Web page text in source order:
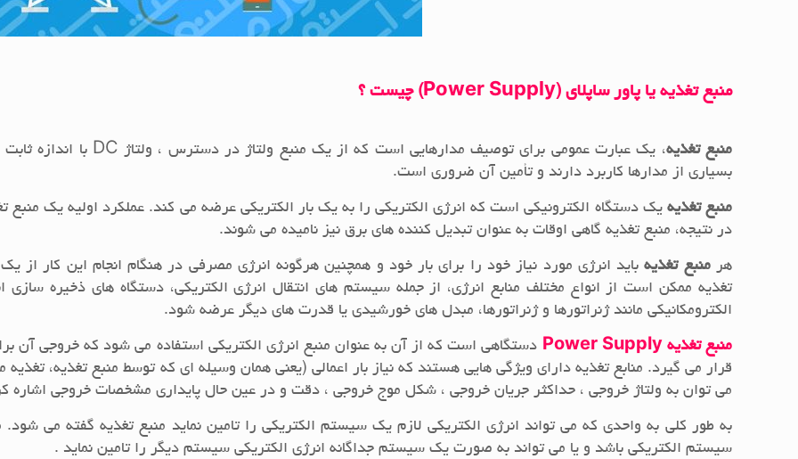
منبع تغذیه یا پاور ساپلای(Power Supply) چیست ؟
منبع تغذیه
بسیاری از مدارها کاربرد دارند و تأمین آن ضروری است.
منبع تغذیه یک دستگاه الکترونیکی است که انرژی الکتریکی را به یک بار الکتریکی عرضه می کند. عملکرد اولیه یک
در نتیجه، منبع تغذیه گاهی اوقات به عنوان تبدیل کننده های برق نیز نامیده می شوند.
هرمنبع تغذیهباید انرژی مورد نیاز خود را برای بار خود و همچنین هرگونه انرژی مصرفی در هنگام انجام این کار
تغذیه ممکن است از انواع مختلف منابع انرژی، از جمله سیستم های انتقال انرژی الکتریکی، دستگاه های ذخیره
الکترومکانیکی مانند ژنراتورها و ژنراتورها، مبدل های خورشیدی یا قدرت های دیگر عرضه شود.
منبع تغذیه Power Supply
دستگاهی است که از آن به عنوان منبع انرژی الکتریکی استفاده می شود که خروجی آن
قرار می گیرد. منابع تغذیه دارای ویژگی هایی هستند که نیاز بار اعمالی (یعنی همان وسیله ای که توسط منبع تغذیه،
می توان به ولتاژ خروجی ، حداکثر جریان خروجی ، شکل موج خروجی ، دقت و در عین حال پایداری مشخصات خروجی اشاره
به طور کلی به واحدی که می تواند انرژی الکتریکی لازم یک سیستم الکتریکی را تامین نماید منبع تغذیه گفته می
سیستم الکتریکی باشد و یا می تواند به صورت یک سیستم جداگانه انرژی الکتریکی سیستم دیگر را تامین نماید .